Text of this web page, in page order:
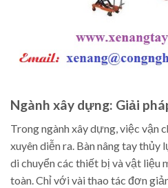
Ngành xây dựng: Giải
Trong ngành xây dựng, việc vận
xuyên diễn ra. Bàn nâng tay
di chuyển các thiết bị và vật liệu
toàn. Chỉ với vài thao tác đơn